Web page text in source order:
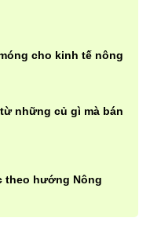
cho kinh tế nông
những củ gì mà bán
theo hướng Nông